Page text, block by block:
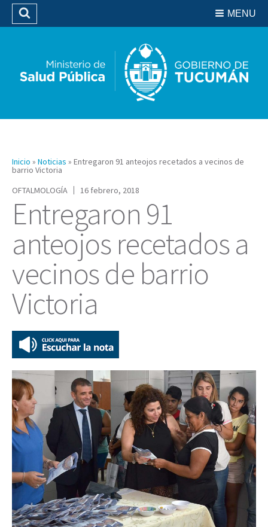
Biblioteca
MENU
Buscar
Inicio » Noticias » Entregaron 91 anteojos recetados a vecinos de
barrio Victoria
OFTALMOLOGÍA
16 febrero, 2018
Entregaron 91
anteojos recetados a
vecinos de barrio
Victoria